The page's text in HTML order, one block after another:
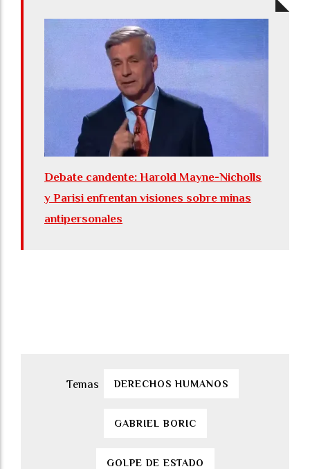
Debate candente: Harold Mayne-Nicholls
y Parisi enfrentan visiones sobre minas
antipersonales
DERECHOS HUMANOS
GABRIEL BORIC
GOLPE DE ESTADO